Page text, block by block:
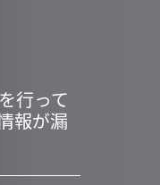
行って
報が漏